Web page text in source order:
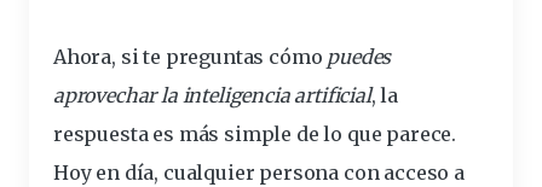
Ahora, si te preguntas cómo puedes
aprovechar la inteligencia artificial, la
respuesta es más simple de lo que parece.
Hoy en día, cualquier persona con acceso a